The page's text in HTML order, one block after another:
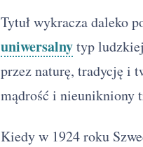
Tytuł wykracza daleko
uniwersalnytyp
przez naturę, tradycję i
mądrość i nieunikniony
Kiedy w 1924 roku